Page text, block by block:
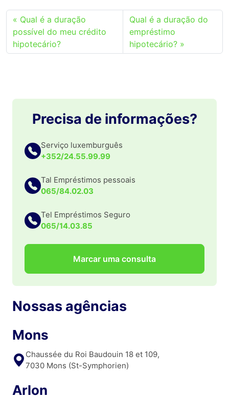
Qual é a duração
possível do meu crédito
hipotecário?
Qual é a duração do
empréstimo
hipotecário?
Precisa de informações?
Serviço luxemburguês
+352/24.55.99.99
Tal Empréstimos pessoais
065/84.02.03
Tel Empréstimos Seguro
065/14.03.85
Marcar uma consulta
Nossas agências
Mons
Chaussée du Roi Baudouin 18 et 109,
7030 Mons (St-Symphorien)
Arlon